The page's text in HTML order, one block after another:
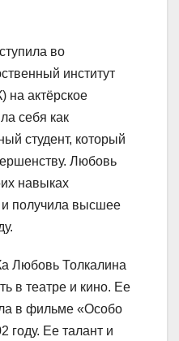
во
институт
на актёрское
себя как
студент, который
Любовь
навыках
и получила высшее
Любовь Толкалина
в театре и кино. Ее
в фильме «Особо
году. Ее талант и